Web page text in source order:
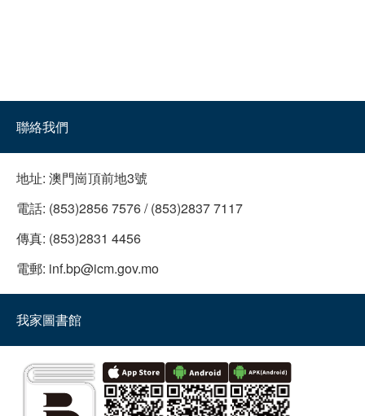
聯絡我們
地址: 澳門崗頂前地3號
電話: (853)2856 7576 / (853)2837 7117
傳真: (853)2831 4456
電郵: inf.bp@icm.gov.mo
我家圖書館